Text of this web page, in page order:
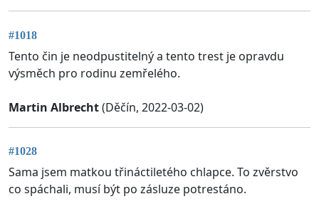
#1018
Tento čin je neodpustitelný a tento trest je opravdu
výsměch pro rodinu zemřelého.
Martin Albrecht(Děčín, 2022-03-02)
#1028
Sama jsem matkou třináctiletého chlapce. To zvěrstvo
co spáchali, musí být po zásluze potrestáno.